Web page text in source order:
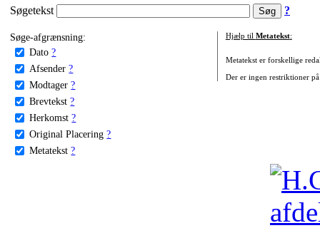
Søgetekst ?
Søge-afgrænsning:
Dato ?
Afsender ?
Modtager ?
Brevtekst ?
Herkomst ?
Original Placering ?
Metatekst ?
Hjælp til Metatekst:
Metatekst er forskellige
Der er ingen restriktioner